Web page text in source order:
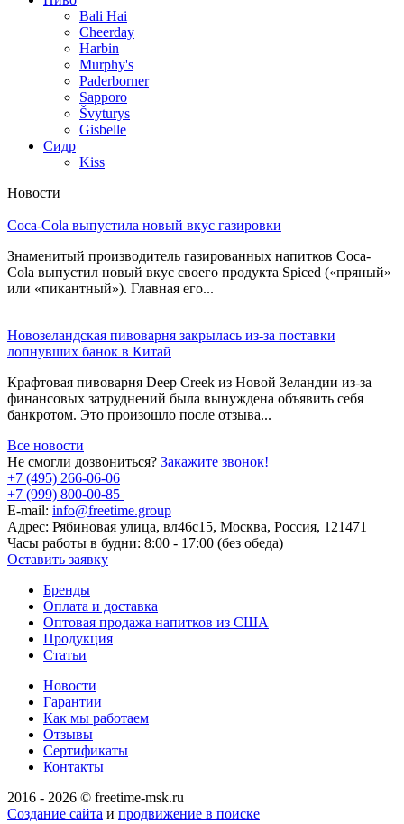
Bali Hai
Cheerday
Harbin
Murphy's
Paderborner
Sapporo
Švyturys
Gisbelle
Сидр
Kiss
Новости
Coca-Cola выпустила новый вкус газировки
Знаменитый производитель газированных напитков Coca-
Cola выпустил новый вкус своего продукта Spiced («пряный»
или «пикантный»). Главная его...
Новозеландская пивоварня закрылась из-за поставки
лопнувших банок в Китай
Крафтовая пивоварня Deep Creek из Новой Зеландии из-за
финансовых затруднений была вынуждена объявить себя
банкротом. Это произошло после отзыва...
Все новости
Не смогли дозвониться? Закажите звонок!
+7 (495) 266-06-06
+7 (999) 800-00-85
E-mail: info@freetime.group
Адрес: Рябиновая улица, вл46с15, Москва, Россия, 121471
Часы работы в будни: 8:00 - 17:00 (без обеда)
Оставить заявку
Бренды
Оплата и доставка
Оптовая продажа напитков из США
Продукция
Статьи
Новости
Гарантии
Как мы работаем
Отзывы
Сертификаты
Контакты
2016 - 2026 © freetime-msk.ru
Создание сайта и продвижение в поиске